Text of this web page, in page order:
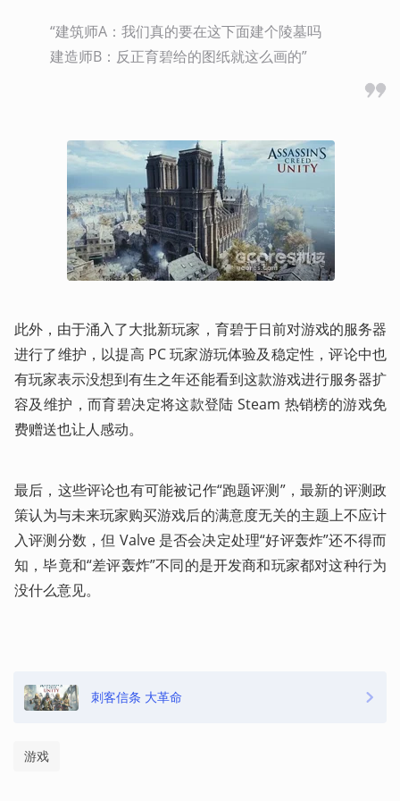
“建筑师A：我们真的要在这下面建个陵墓吗
建造师B：反正育碧给的图纸就这么画的”
此外，由于涌入了大批新玩家，育碧于日前对游戏的服务器
进行了维护，以提高 PC 玩家游玩体验及稳定性，评论中也
有玩家表示没想到有生之年还能看到这款游戏进行服务器扩
容及维护，而育碧决定将这款登陆 Steam 热销榜的游戏免
费赠送也让人感动。
最后，这些评论也有可能被记作“跑题评测”，最新的评测政
策认为与未来玩家购买游戏后的满意度无关的主题上不应计
入评测分数，但 Valve 是否会决定处理“好评轰炸”还不得而
知，毕竟和“差评轰炸”不同的是开发商和玩家都对这种行为
没什么意见。
刺客信条 大革命
游戏